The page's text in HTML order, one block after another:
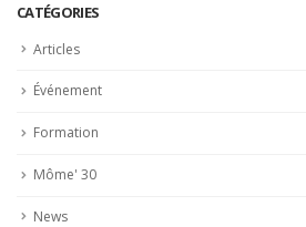
CATÉGORIES
Articles
Événement
Formation
Môme' 30
News